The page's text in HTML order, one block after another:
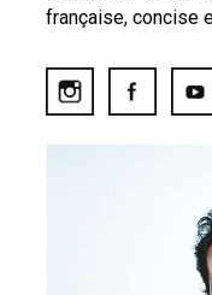
française, concise